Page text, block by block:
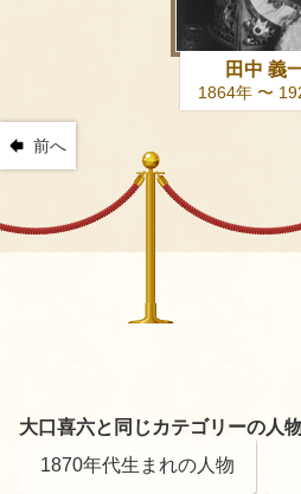
前へ
田中 義
1864年 〜
大口喜六と同じカテゴリーの人
1870年代生まれの人物